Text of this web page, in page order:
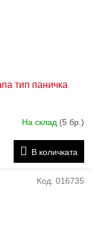
тип паничка
На склад (5 бр.)
В количката
Код: 016735